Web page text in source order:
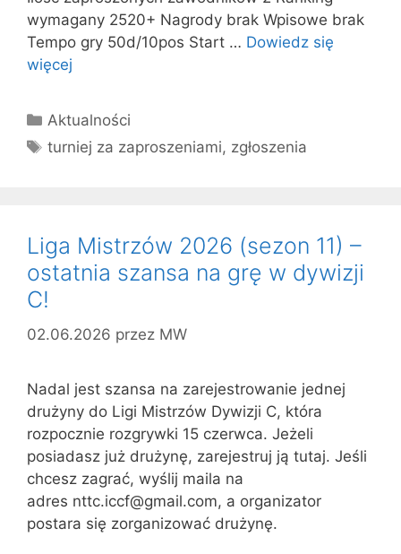
wymagany 2520+ Nagrody brak Wpisowe brak
Tempo gry 50d/10pos Start … Dowiedz się
więcej
Kategorie
Aktualności
Tagi
turniej za zaproszeniami, zgłoszenia
Liga Mistrzów 2026 (sezon 11) –
ostatnia szansa na grę w dywizji
C!
02.06.2026 przez MW
Nadal jest szansa na zarejestrowanie jednej
drużyny do Ligi Mistrzów Dywizji C, która
rozpocznie rozgrywki 15 czerwca. Jeżeli
posiadasz już drużynę, zarejestruj ją tutaj. Jeśli
chcesz zagrać, wyślij maila na
adres nttc.iccf@gmail.com, a organizator
postara się zorganizować drużynę.